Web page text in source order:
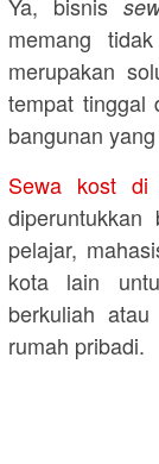
Ya, bisnis
memang
merupakan
tempat tinggal
bangunan
Sewa kost di
pelajar,
kota lain
berkuliah
rumah pribadi.